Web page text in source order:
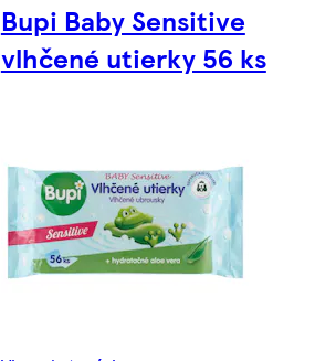
Bupi Baby Sensitive
vlhčené utierky 56 ks